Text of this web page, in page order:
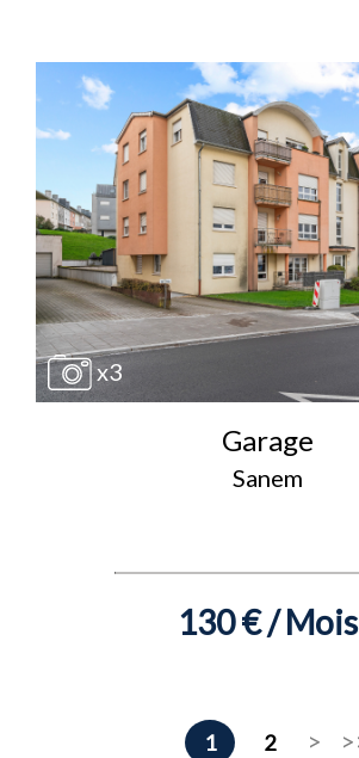
x3
Garage
Sanem
130 € / Mois
1 2